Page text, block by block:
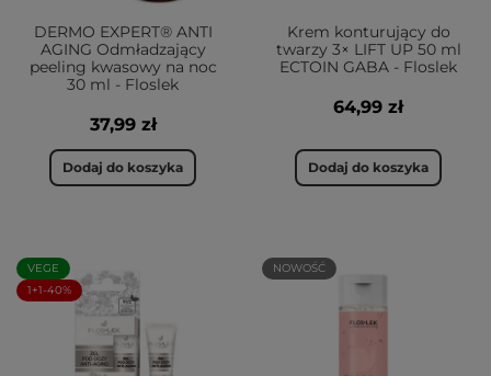
DERMO EXPERT® ANTI
AGING Odmładzający
peeling kwasowy na noc
30 ml - Floslek
37,99 zł
Dodaj do koszyka
Krem konturujący do
twarzy 3× LIFT UP 50 ml
ECTOIN GABA - Floslek
64,99 zł
Dodaj do koszyka
VEGE
1+1-40%
NOWOŚĆ